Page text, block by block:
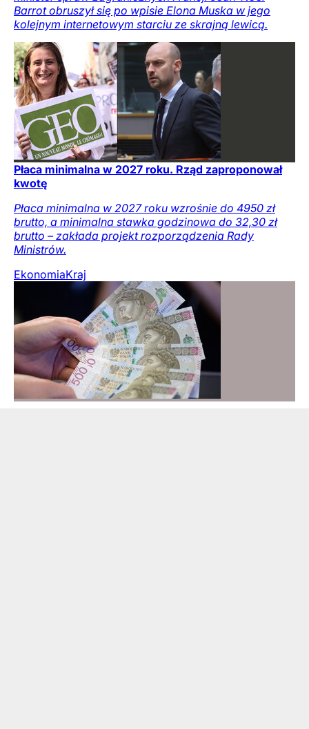
Barrot obruszył się po wpisie Elona Muska w jego
kolejnym internetowym starciu ze skrajną lewicą.
Płaca minimalna w 2027 roku. Rząd zaproponował
kwotę
Płaca minimalna w 2027 roku wzrośnie do 4950 zł
brutto, a minimalna stawka godzinowa do 32,30 zł
brutto – zakłada projekt rozporządzenia Rady
Ministrów.
EkonomiaKraj